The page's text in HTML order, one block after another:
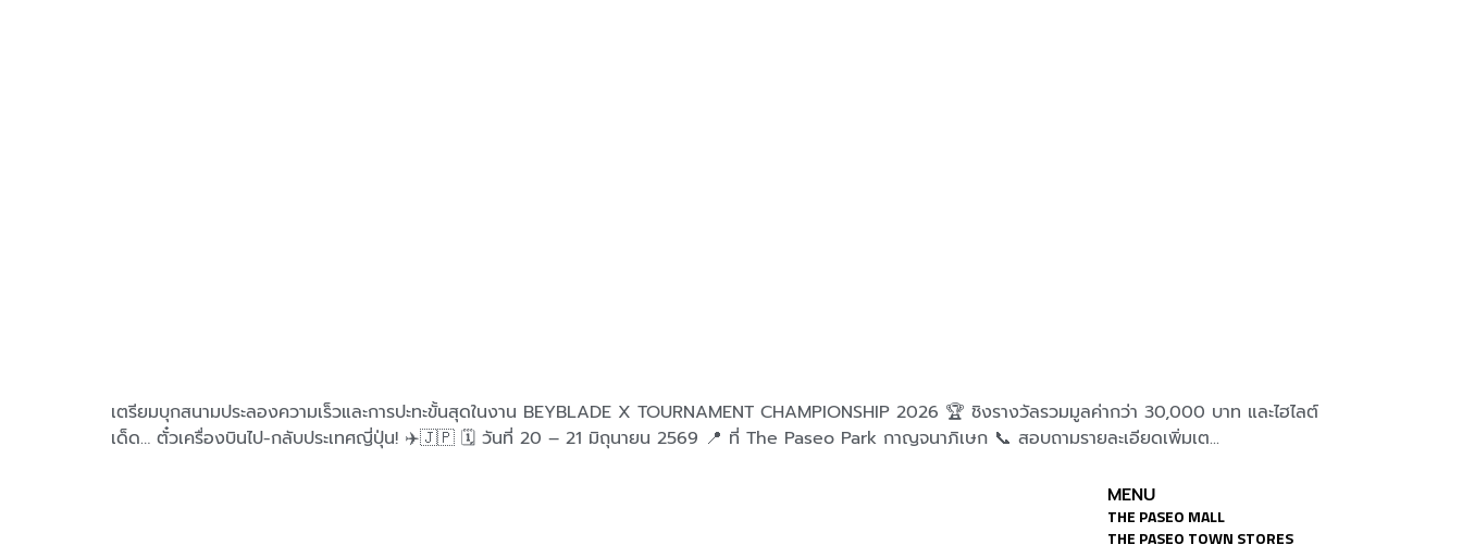
เตรียมบุกสนามประลองความเร็วและการปะทะขั้นสุดในงาน BEYBLADE X TOURNAMENT CHAMPIONSHIP 2026 🏆 ชิงรางวัลรวมมูลค่ากว่า 30,000 บาท และไฮไลต์
เด็ด… ตั๋วเครื่องบินไป-กลับประเทศญี่ปุ่น! ✈️🇯🇵 🗓️ วันที่ 20 – 21 มิถุนายน 2569 📍 ที่ The Paseo Park กาญจนาภิเษก 📞 สอบถามรายละเอียดเพิ่มเต...
MENU
THE PASEO MALL
THE PASEO TOWN STORES